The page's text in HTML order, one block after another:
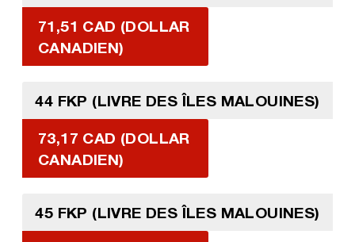
71,51 CAD (DOLLAR
CANADIEN)
44 FKP (LIVRE DES ÎLES MALOUINES)
73,17 CAD (DOLLAR
CANADIEN)
45 FKP (LIVRE DES ÎLES MALOUINES)